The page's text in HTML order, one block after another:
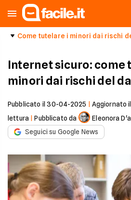
Come tutelare i minori dai rischi
Internet sicuro: come
minori dai rischi del
Pubblicato il 30-04-2025 Aggiornato il
lettura |Pubblicato da
Eleonora
Seguici su Google News